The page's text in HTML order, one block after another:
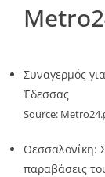
Συναγερμός
Έδεσσας
Source:
Θεσσαλονίκη:
παραβάσεις